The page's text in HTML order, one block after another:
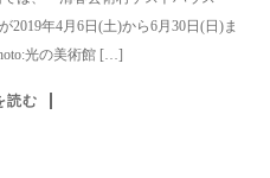
2019年4月6日(土)から6月30日(日)ま
光の美術館 […]
読む